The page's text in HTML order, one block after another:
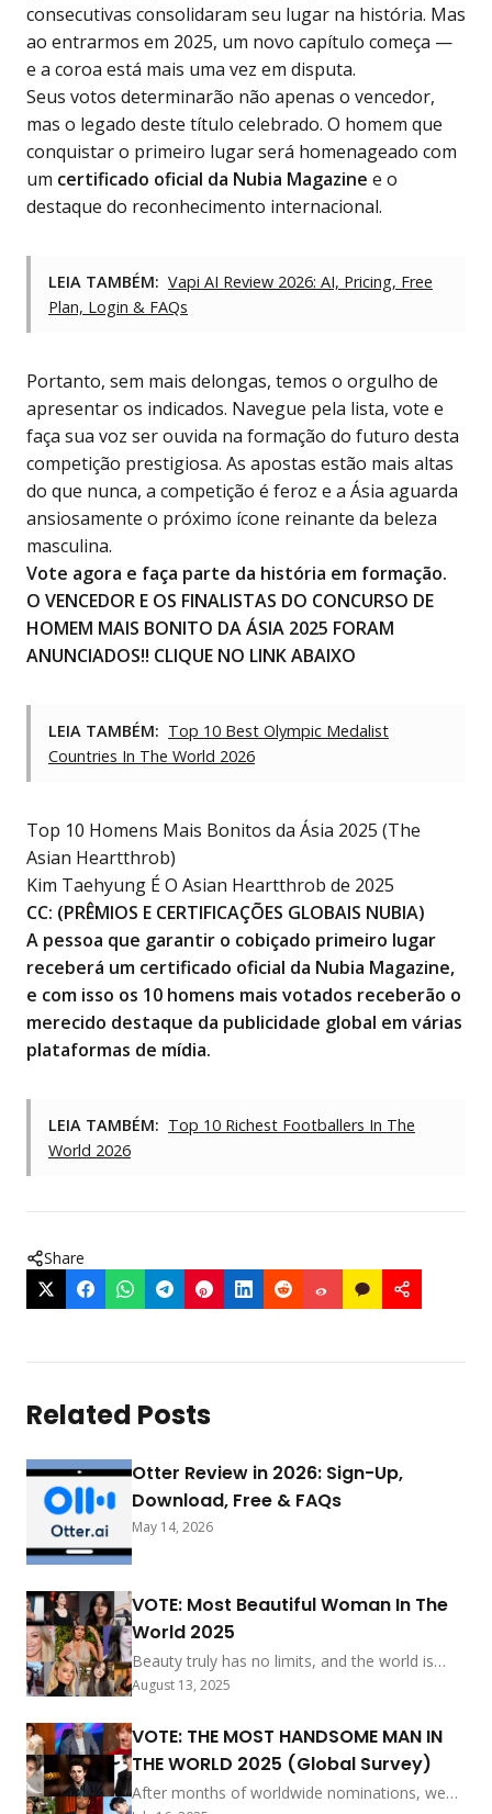
consecutivas consolidaram seu lugar na história. Mas
ao entrarmos em 2025, um novo capítulo começa —
e a coroa está mais uma vez em disputa.
Seus votos determinarão não apenas o vencedor,
mas o legado deste título celebrado. O homem que
conquistar o primeiro lugar será homenageado com
um certificado oficial da Nubia Magazine e o
destaque do reconhecimento internacional.
LEIA TAMBÉM: Vapi AI Review 2026: AI, Pricing, Free
Plan, Login & FAQs
Portanto, sem mais delongas, temos o orgulho de
apresentar os indicados. Navegue pela lista, vote e
faça sua voz ser ouvida na formação do futuro desta
competição prestigiosa. As apostas estão mais altas
do que nunca, a competição é feroz e a Ásia aguarda
ansiosamente o próximo ícone reinante da beleza
masculina.
Vote agora e faça parte da história em formação.
O VENCEDOR E OS FINALISTAS DO CONCURSO DE
HOMEM MAIS BONITO DA ÁSIA 2025 FORAM
ANUNCIADOS!! CLIQUE NO LINK ABAIXO
LEIA TAMBÉM: Top 10 Best Olympic Medalist
Countries In The World 2026
Top 10 Homens Mais Bonitos da Ásia 2025 (The
Asian Heartthrob)
Kim Taehyung É O Asian Heartthrob de 2025
CC: (PRÊMIOS E CERTIFICAÇÕES GLOBAIS NUBIA)
A pessoa que garantir o cobiçado primeiro lugar
receberá um certificado oficial da Nubia Magazine,
e com isso os 10 homens mais votados receberão o
merecido destaque da publicidade global em várias
plataformas de mídia.
LEIA TAMBÉM: Top 10 Richest Footballers In The
World 2026
Share
Related Posts
Otter Review in 2026: Sign-Up,
Download, Free & FAQs
May 14, 2026
VOTE: Most Beautiful Woman In The
World 2025
Beauty truly has no limits, and the world is
buzzing with excitement to celebrate the
everywhere. As we step into 2025, we’re
thrilled to share the exciting news about the
top nominees for the much-loved title of “The
Most Beautiful Woman in the World.” After a
August 13, 2025
VOTE: THE MOST HANDSOME MAN IN
THE WORLD 2025 (Global Survey)
After months of worldwide nominations, we